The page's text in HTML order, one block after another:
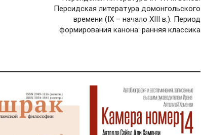
Персидская литература домонгольского
времени (IX – начало XIII в.). Период
формирования канона: ранняя классика